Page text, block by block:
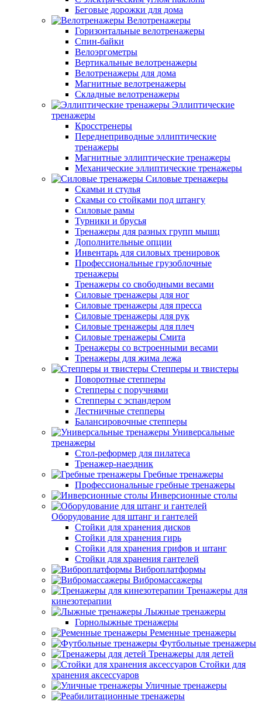
Беговые дорожки для дома
Велотренажеры
Горизонтальные велотренажеры
Спин-байки
Велоэргометры
Вертикальные велотренажеры
Велотренажеры для дома
Магнитные велотренажеры
Складные велотренажеры
Эллиптические
тренажеры
Кросстренеры
Переднеприводные эллиптические
тренажеры
Магнитные эллиптические тренажеры
Механические эллиптические тренажеры
Силовые тренажеры
Скамьи и стулья
Скамьи со стойками под штангу
Силовые рамы
Турники и брусья
Тренажеры для разных групп мышц
Дополнительные опции
Инвентарь для силовых тренировок
Профессиональные грузоблочные
тренажеры
Тренажеры со свободными весами
Силовые тренажеры для ног
Силовые тренажеры для пресса
Силовые тренажеры для рук
Силовые тренажеры для плеч
Силовые тренажеры Смита
Тренажеры со встроенными весами
Тренажеры для жима лежа
Степперы и твистеры
Поворотные степперы
Степперы с поручнями
Степперы с эспандером
Лестничные степперы
Балансировочные степперы
Универсальные
тренажеры
Стол-реформер для пилатеса
Тренажер-наездник
Гребные тренажеры
Профессиональные гребные тренажеры
Инверсионные столы
Оборудование для штанг и гантелей
Стойки для хранения дисков
Стойки для хранения гирь
Стойки для хранения грифов и штанг
Стойки для хранения гантелей
Виброплатформы
Вибромассажеры
Тренажеры для
кинезотерапии
Лыжные тренажеры
Горнолыжные тренажеры
Ременные тренажеры
Футбольные тренажеры
Тренажеры для детей
Стойки для
хранения аксессуаров
Уличные тренажеры